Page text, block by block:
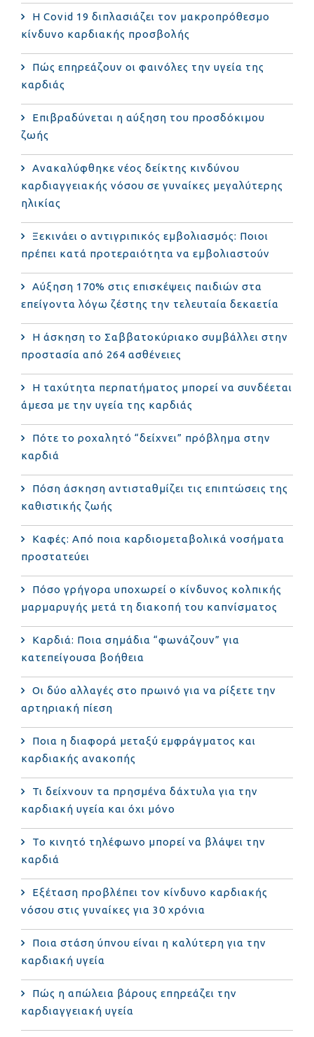
Η Covid 19 διπλασιάζει τον μακροπρόθεσμο
κίνδυνο καρδιακής προσβολής
Πώς επηρεάζουν οι φαινόλες την υγεία της
καρδιάς
Επιβραδύνεται η αύξηση του προσδόκιμου
ζωής
Ανακαλύφθηκε νέος δείκτης κινδύνου
καρδιαγγειακής νόσου σε γυναίκες μεγαλύτερης
ηλικίας
Ξεκινάει ο αντιγριπικός εμβολιασμός: Ποιοι
πρέπει κατά προτεραιότητα να εμβολιαστούν
Αύξηση 170% στις επισκέψεις παιδιών στα
επείγοντα λόγω ζέστης την τελευταία δεκαετία
Η άσκηση το Σαββατοκύριακο συμβάλλει στην
προστασία από 264 ασθένειες
Η ταχύτητα περπατήματος μπορεί να συνδέεται
άμεσα με την υγεία της καρδιάς
Πότε το ροχαλητό “δείχνει” πρόβλημα στην
καρδιά
Πόση άσκηση αντισταθμίζει τις επιπτώσεις της
καθιστικής ζωής
Καφές: Από ποια καρδιομεταβολικά νοσήματα
προστατεύει
Πόσο γρήγορα υποχωρεί ο κίνδυνος κολπικής
μαρμαρυγής μετά τη διακοπή του καπνίσματος
Καρδιά: Ποια σημάδια “φωνάζουν” για
κατεπείγουσα βοήθεια
Οι δύο αλλαγές στο πρωινό για να ρίξετε την
αρτηριακή πίεση
Ποια η διαφορά μεταξύ εμφράγματος και
καρδιακής ανακοπής
Τι δείχνουν τα πρησμένα δάχτυλα για την
καρδιακή υγεία και όχι μόνο
Το κινητό τηλέφωνο μπορεί να βλάψει την
καρδιά
Eξέταση προβλέπει τον κίνδυνο καρδιακής
νόσου στις γυναίκες για 30 χρόνια
Ποια στάση ύπνου είναι η καλύτερη για την
καρδιακή υγεία
Πώς η απώλεια βάρους επηρεάζει την
καρδιαγγειακή υγεία